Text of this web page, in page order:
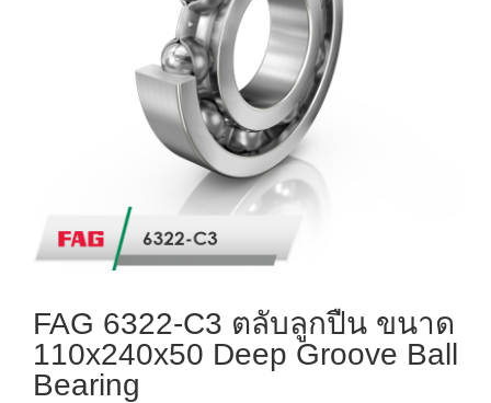
FAG 6322-C3 ตลับลูกปืน ขนาด
110x240x50 Deep Groove Ball
Bearing